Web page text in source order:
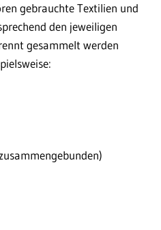
gebrauchte Textilien und
den jeweiligen
gesammelt werden